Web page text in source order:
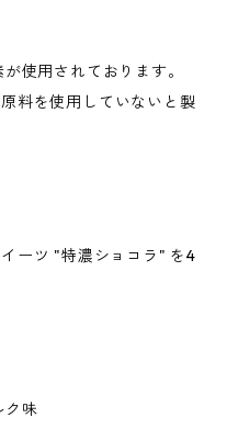
使用されております。
料を使用していないと製
ーツ "特濃ショコラ" を4
ク味